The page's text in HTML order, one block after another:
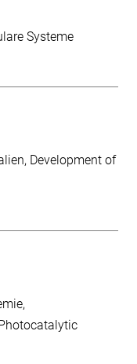
Systeme
Development of